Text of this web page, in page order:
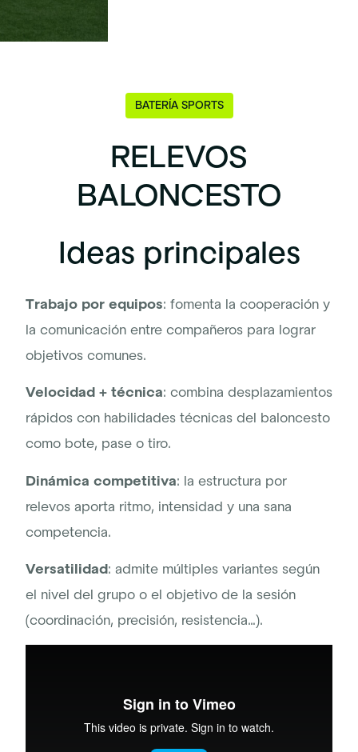
BATERÍA SPORTS
RELEVOS
BALONCESTO
Ideas principales
Trabajo por equipos: fomenta la cooperación y
la comunicación entre compañeros para lograr
objetivos comunes.
Velocidad + técnica: combina desplazamientos
rápidos con habilidades técnicas del baloncesto
como bote, pase o tiro.
Dinámica competitiva: la estructura por
relevos aporta ritmo, intensidad y una sana
competencia.
Versatilidad: admite múltiples variantes según
el nivel del grupo o el objetivo de la sesión
(coordinación, precisión, resistencia…).